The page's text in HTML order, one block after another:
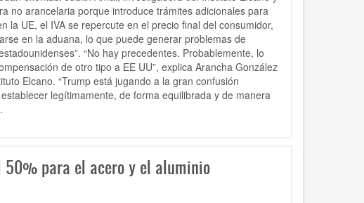
no arancelaria porque introduce trámites adicionales para
la UE, el IVA se repercute en el precio final del consumidor,
en la aduana, lo que puede generar problemas de
“No hay precedentes. Probablemente, lo
de otro tipo a EE UU”, explica Arancha González
Elcano. “Trump está jugando a la gran confusión
legítimamente, de forma equilibrada y de manera
50% para el acero y el aluminio